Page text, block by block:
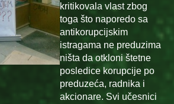
kritikovala vlast zbog
toga što naporedo sa
antikorupcijskim
istragama ne preduzima
ništa da otkloni štetne
posledice korupcije po
preduzeća, radnika i
akcionare. Svi učesnici